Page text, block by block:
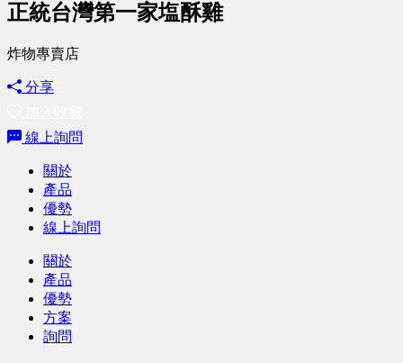
正統台灣第一家塩酥雞
炸物專賣店
分享
線上詢問
關於
產品
優勢
線上詢問
關於
產品
優勢
方案
詢問